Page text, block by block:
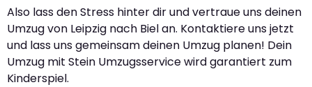
Also lass den Stress hinter dir und vertraue uns deinen
Umzug von Leipzig nach Biel an. Kontaktiere uns jetzt
und lass uns gemeinsam deinen Umzug planen! Dein
Umzug mit Stein Umzugsservice wird garantiert zum
Kinderspiel.